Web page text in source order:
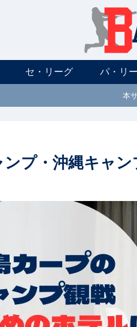
セ・リーグ パ・リ
本
プ・沖縄キャ